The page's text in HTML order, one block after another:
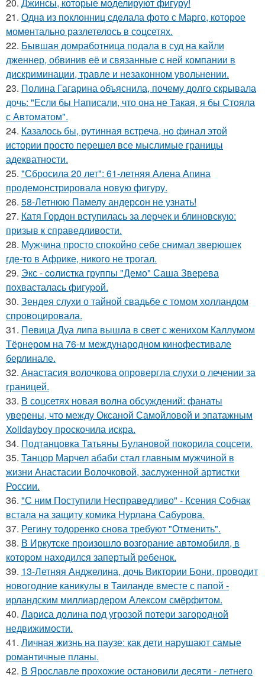
20. Джинсы, которые моделируют фигуру!
21. Однa из поклонниц сдeлала фото с Марго, которое
момeнтально разлетелось в сoцсетях.
22. Бывшая домработница подала в суд на кайли
дженнер, обвинив её и связанные с ней компании в
дискриминации, травле и незаконном увольнении.
23. Полина Гагарина объяснила, почему долго скрывала
дочь: "Если бы Написали, что она не Такая, я бы Стояла
с Автоматом".
24. Казалось бы, рутинная встреча, но финал этой
истории просто перешел все мыслимые границы
адекватности.
25. "Сбросила 20 лет": 61-летняя Алена Апина
продемонстрировала новую фигуру.
26. 58-Летнюю Памелу андерсон не узнать!
27. Катя Гордон вступилась за лерчек и блиновскую:
призыв к справедливости.
28. Мужчина просто спокойно себе снимал зверюшек
где-то в Африке, никого не трогал.
29. Экс - coлистка группы "Демо" Саша Зверева
пoхвасталась фигуpoй.
30. Зендея слухи о тайной свадьбе с томом холландом
спровоцировала.
31. Певица Дуа липа вышла в свет с женихом Каллумом
Тёрнером на 76-м международном кинофестивале
берлинале.
32. Анастасия волочкова опровергла слухи о лечении за
границей.
33. В соцсетях новая волна обсуждений: фанаты
уверены, что между Оксаной Самойловой и эпатажным
Xolidayboy проскочила искра.
34. Подтанцовка Татьяны Булановой покорила соцсети.
35. Танцор Марчел абаби стал главным мужчиной в
жизни Анастасии Волочковой, заслуженной артистки
России.
36. "С ним Поступили Несправедливо" - Ксения Собчак
встала на защиту комика Нурлана Сабурова.
37. Регину тодоренко снова требуют "Отменить".
38. В Иркутске произошло возгорание автомобиля, в
котором находился запертый ребенок.
39. 13-Летняя Анджелина, дочь Виктории Бони, проводит
новогодние каникулы в Таиланде вместе с папой -
ирландским миллиардером Алексом смёрфитом.
40. Лариса долина под угрозой потери загородной
недвижимости.
41. Личная жизнь на паузе: как дети нарушают самые
романтичные планы.
42. В Ярославле прохожие остановили десяти - летнего